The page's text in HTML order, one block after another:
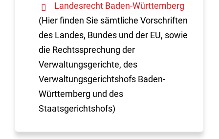
Landesrecht Baden-Württemberg
(Hier finden Sie sämtliche Vorschriften
des Landes, Bundes und der EU, sowie
die Rechtssprechung der
Verwaltungsgerichte, des
Verwaltungsgerichtshofs Baden-
Württemberg und des
Staatsgerichtshofs)